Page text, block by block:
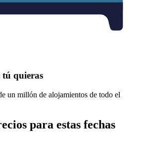
tú quieras
un millón de alojamientos de todo el
para estas fechas